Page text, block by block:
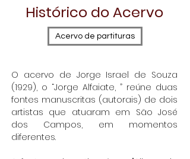
Histórico do Acervo
Acervo de partituras
O acervo de Jorge Israel de Souza
(1929), o “Jorge Alfaiate, ” reúne duas
fontes manuscritas (autorais) de dois
artistas que atuaram em São José
dos Campos, em momentos
diferentes.